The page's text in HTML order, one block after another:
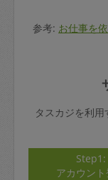
参考: お仕事を
タスカジを利
Step1:
アカウン